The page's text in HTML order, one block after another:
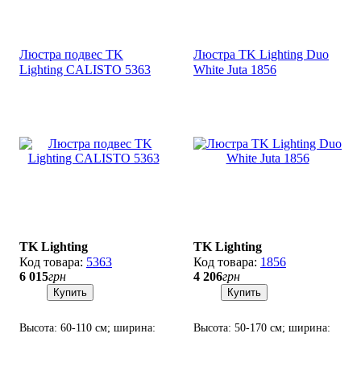
Люстра подвес TK
Lighting CALISTO 5363
TK Lighting
5363
6 015грн
Купить
Высота: 60-110 см; ширина:
Люстра TK Lighting Duo
White Juta 1856
TK Lighting
1856
4 206грн
Купить
Высота: 50-170 см; ширина: